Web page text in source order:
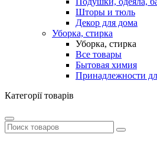
Шторы и тюль
Декор для дома
Уборка, стирка
Уборка, стирка
Все товары
Бытовая химия
Принадлежности
Категорії товарів